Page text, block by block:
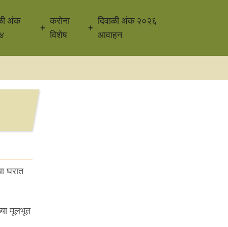
अंक
करोना
विशेष
दिवाळी अंक २०२६
आवाहन
घरात
मूलभूत